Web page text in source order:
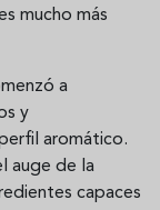
mucho más
a
y
aromático.
auge de la
capaces